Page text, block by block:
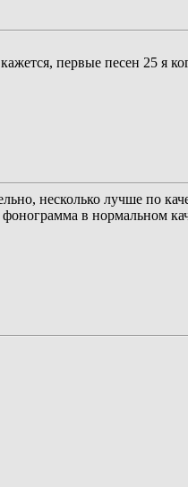
первые песен 25 я
несколько лучше по
в нормальном